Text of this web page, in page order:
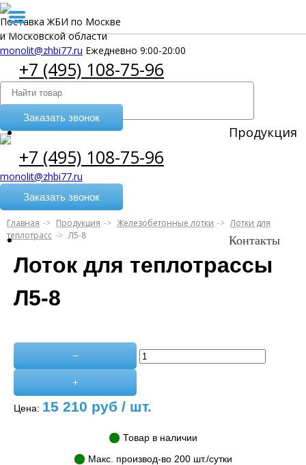
Продукция
Контакты
Поставка ЖБИ по Москве
и Московской области
monolit@zhbi77.ru Ежедневно 9:00-20:00
+7 (495) 108-75-96
Заказать звонок
+7 (495) 108-75-96
monolit@zhbi77.ru
Заказать звонок
Главная Продукция Железобетонные лотки
Лотки для
теплотрасс
Л5-8
Лоток для теплотрассы
Л5-8
−
+
Цена: 15 210 руб / шт.
Товар в наличии
Макс. производ-во 200 шт./сутки